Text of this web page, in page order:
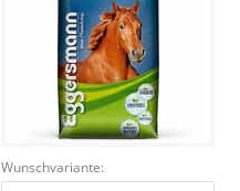
Wunschvariante: